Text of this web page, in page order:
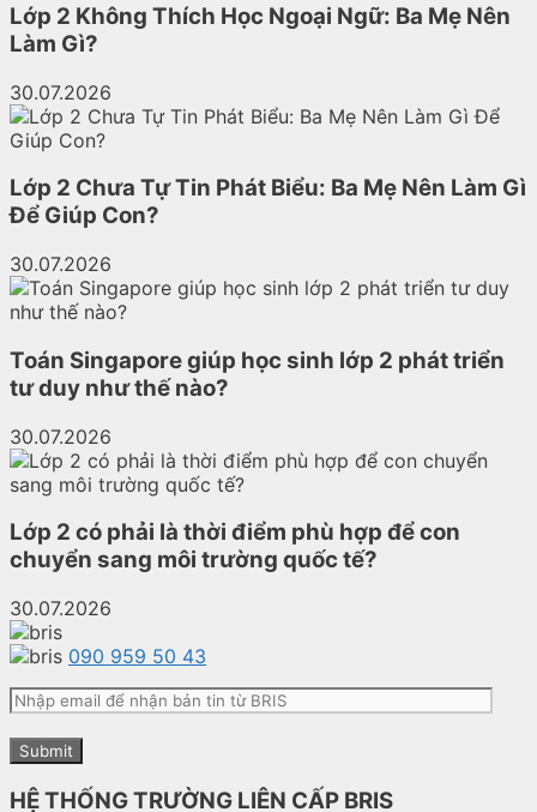
Lớp 2 Không Thích Học Ngoại Ngữ: Ba Mẹ Nên
Làm Gì?
30.07.2026
Lớp 2 Chưa Tự Tin Phát Biểu: Ba Mẹ Nên Làm Gì
Để Giúp Con?
30.07.2026
Toán Singapore giúp học sinh lớp 2 phát triển
tư duy như thế nào?
30.07.2026
Lớp 2 có phải là thời điểm phù hợp để con
chuyển sang môi trường quốc tế?
30.07.2026
090 959 50 43
HỆ THỐNG TRƯỜNG LIÊN CẤP BRIS